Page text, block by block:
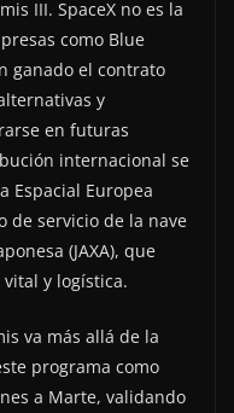
III. SpaceX no es la
como Blue
ganado el contrato
y
en futuras
internacional se
Espacial Europea
de servicio de la nave
(JAXA), que
y logística.
va más allá de la
programa como
a Marte, validando